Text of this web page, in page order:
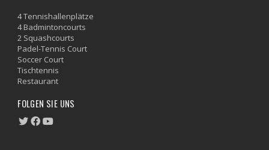
4 Tennishallenplätze
4 Badmintoncourts
2 Squashcourts
Padel-Tennis Court
Soccer Court
Tischtennis
Restaurant
FOLGEN SIE UNS